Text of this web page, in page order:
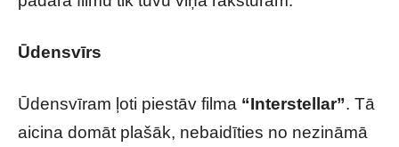
Ūdensvīrs
Ūdensvīram ļoti piestāv filma “Interstellar”. Tā
aicina domāt plašāk, nebaidīties no nezināmā